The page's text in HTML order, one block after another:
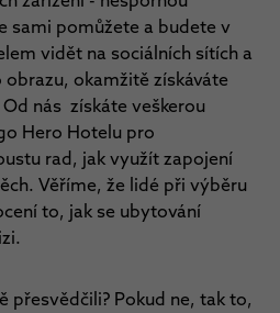
sami pomůžete a budete v
vidět na sociálních sítích a
okamžitě získáváte
nás získáte veškerou
Hero Hotelu pro
rad, jak využít zapojení
Věříme, že lidé při výběru
to, jak se ubytování
přesvědčili? Pokud ne, tak to,